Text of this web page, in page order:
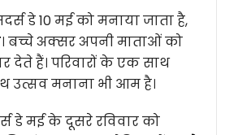
डे 10 मई को मनाया जाता है,
। बच्चे अक्सर अपनी माताओं को
देते हैं। परिवारों के एक साथ
मनाना भी आम है।
डे मई के दूसरे रविवार को